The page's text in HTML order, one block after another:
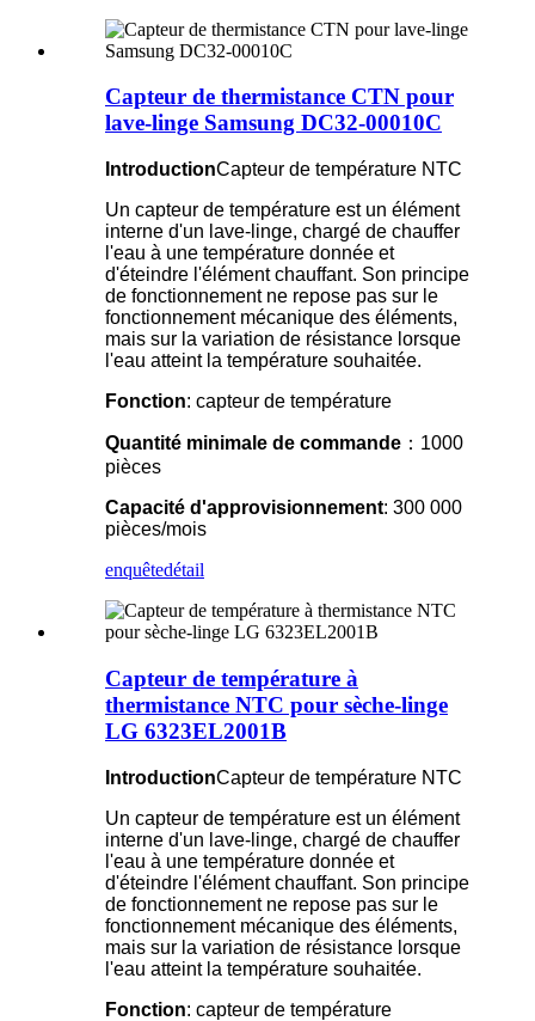
Capteur de thermistance CTN pour
lave-linge Samsung DC32-00010C
IntroductionCapteur de température NTC
Un capteur de température est un élément
interne d'un lave-linge, chargé de chauffer
l'eau à une température donnée et
d'éteindre l'élément chauffant. Son principe
de fonctionnement ne repose pas sur le
fonctionnement mécanique des éléments,
mais sur la variation de résistance lorsque
l'eau atteint la température souhaitée.
Fonction: capteur de température
Quantité minimale de commande ：1000
pièces
Capacité d'approvisionnement: 300 000
pièces/mois
enquêtedétail
Capteur de température à
thermistance NTC pour sèche-linge
LG 6323EL2001B
IntroductionCapteur de température NTC
Un capteur de température est un élément
interne d'un lave-linge, chargé de chauffer
l'eau à une température donnée et
d'éteindre l'élément chauffant. Son principe
de fonctionnement ne repose pas sur le
fonctionnement mécanique des éléments,
mais sur la variation de résistance lorsque
l'eau atteint la température souhaitée.
Fonction: capteur de température